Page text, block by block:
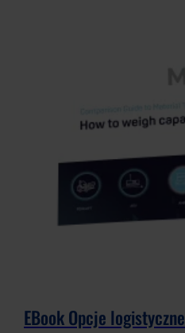
EBook Opcje logistyczne